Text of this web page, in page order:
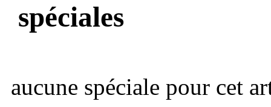
spéciales
aucune spéciale pour cet